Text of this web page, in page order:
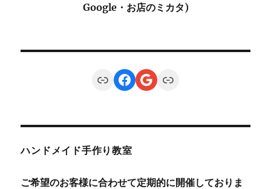
Google・お店のミカタ)
LinkFacebook
Google
Link
ハンドメイド手作り教室
ご希望のお客様に合わせて定期的に開催しておりま